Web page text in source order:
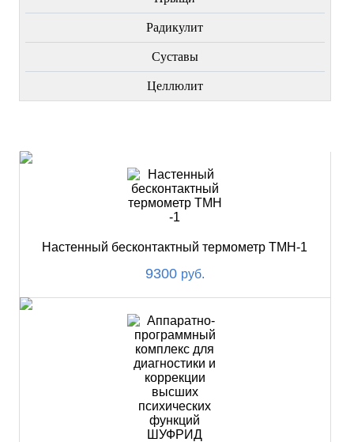
Радикулит
Суставы
Целлюлит
Настенный бесконтактный термометр ТМН-1
9300 руб.